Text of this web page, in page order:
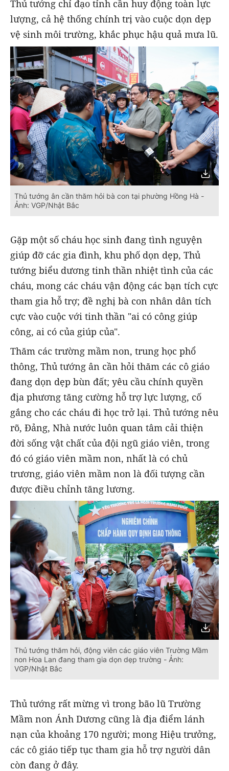
Thủ tướng chỉ đạo tỉnh cần huy động toàn lực
lượng, cả hệ thống chính trị vào cuộc dọn dẹp
vệ sinh môi trường, khắc phục hậu quả mưa lũ.
Thủ tướng ân cần thăm hỏi bà con tại phường Hồng Hà -
Ảnh: VGP/Nhật Bắc
Gặp một số cháu học sinh đang tình nguyện
giúp đỡ các gia đình, khu phố dọn dẹp, Thủ
tướng biểu dương tinh thần nhiệt tình của các
cháu, mong các cháu vận động các bạn tích cực
tham gia hỗ trợ; đề nghị bà con nhân dân tích
cực vào cuộc với tinh thần "ai có công giúp
công, ai có của giúp của".
Thăm các trường mầm non, trung học phổ
thông, Thủ tướng ân cần hỏi thăm các cô giáo
đang dọn dẹp bùn đất; yêu cầu chính quyền
địa phương tăng cường hỗ trợ lực lượng, cố
gắng cho các cháu đi học trở lại. Thủ tướng nêu
rõ, Đảng, Nhà nước luôn quan tâm cải thiện
đời sống vật chất của đội ngũ giáo viên, trong
đó có giáo viên mầm non, nhất là có chủ
trương, giáo viên mầm non là đối tượng cần
được điều chỉnh tăng lương.
Thủ tướng thăm hỏi, động viên các giáo viên Trường Mầm
non Hoa Lan đang tham gia dọn dẹp trường - Ảnh:
VGP/Nhật Bắc
Thủ tướng rất mừng vì trong bão lũ Trường
Mầm non Ánh Dương cũng là địa điểm lánh
nạn của khoảng 170 người; mong Hiệu trưởng,
các cô giáo tiếp tục tham gia hỗ trợ người dân
còn đang ở đây.